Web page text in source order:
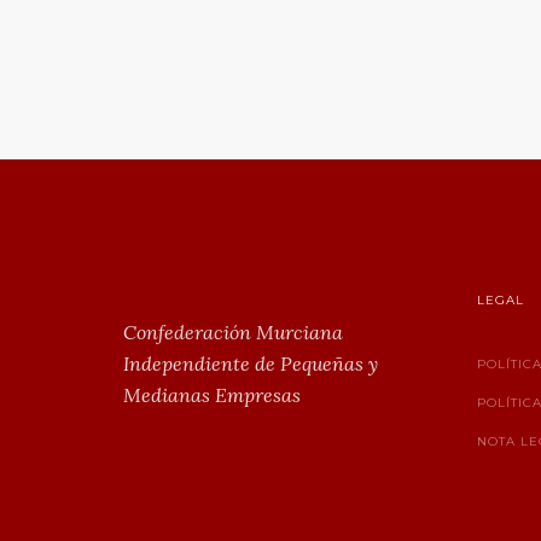
Confederación Murciana
Independiente de Pequeñas y
Medianas Empresas
LEGAL
NOTA